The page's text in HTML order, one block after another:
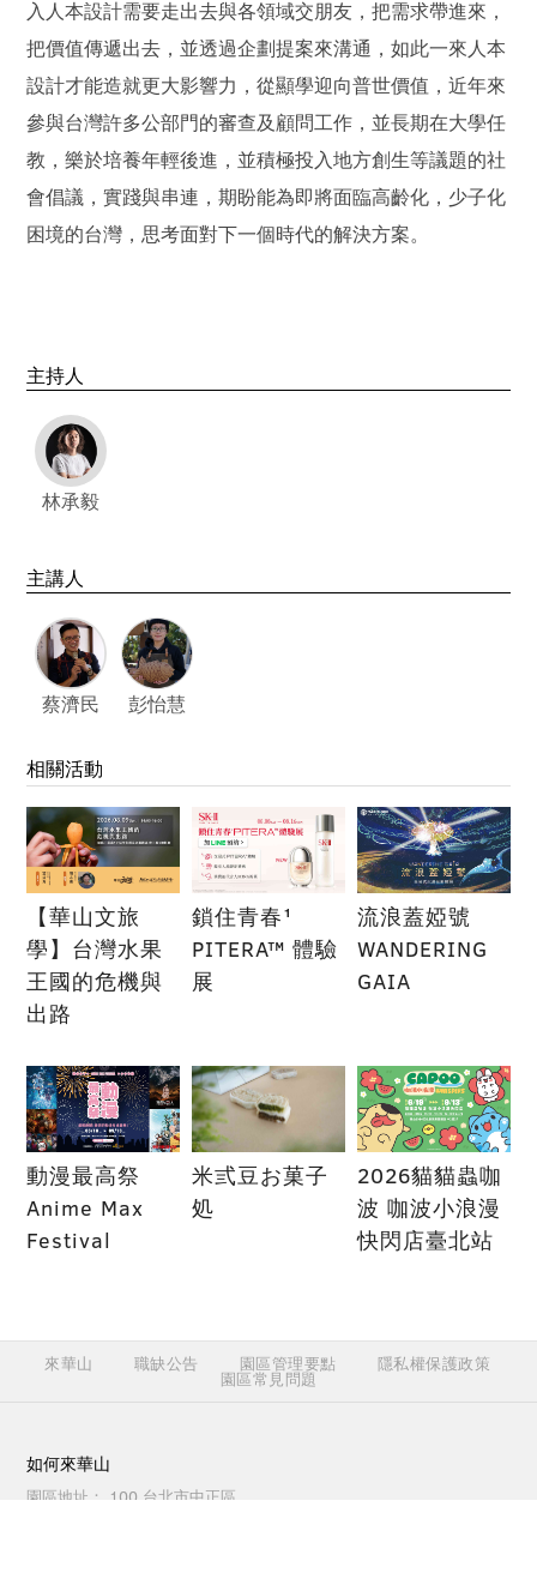
入人本設計需要走出去與各領域交朋友，把需求帶進來，
把價值傳遞出去，並透過企劃提案來溝通，如此一來人本
設計才能造就更大影響力，從顯學迎向普世價值，近年來
參與台灣許多公部門的審查及顧問工作，並長期在大學任
教，樂於培養年輕後進，並積極投入地方創生等議題的社
會倡議，實踐與串連，期盼能為即將面臨高齡化，少子化
困境的台灣，思考面對下一個時代的解決方案。
主持人
林承毅
主講人
蔡濟民 彭怡慧
相關活動
【華山文旅
學】台灣水果
王國的危機與
出路
鎖住青春¹
PITERA™ 體驗
展
流浪蓋婭號
WANDERING
GAIA
動漫最高祭
Anime Max
Festival
米弎豆お菓子
処
2026貓貓蟲咖
波 咖波小浪漫
快閃店臺北站
來華山 職缺公告 園區管理要點 隱私權保護政策
園區常見問題
如何來華山
園區地址： 100 台北市中正區